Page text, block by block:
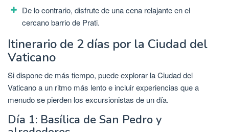
De lo contrario, disfrute de una cena relajante en el
cercano barrio de Prati.
Itinerario de 2 días por la Ciudad del
Vaticano
Si dispone de más tiempo, puede explorar la Ciudad del
Vaticano a un ritmo más lento e incluir experiencias que a
menudo se pierden los excursionistas de un día.
Día 1: Basílica de San Pedro y